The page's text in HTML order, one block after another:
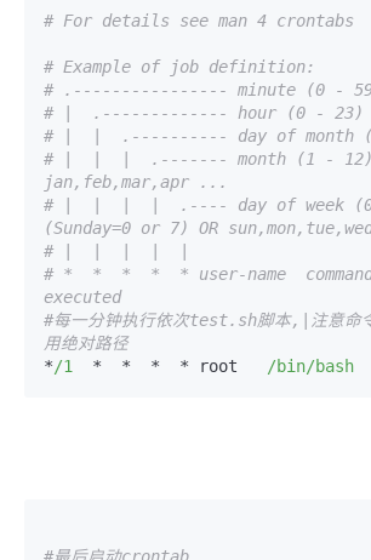
# For details see man 4 crontabs
# Example of job definition:
# .---------------- minute (0 -
# |  .------------- hour (0 - 23)
# |  |  .---------- day of month
# |  |  |  .------- month (1 - 12)
jan,feb,mar,apr ...
# |  |  |  |  .---- day of week
(Sunday=0 or 7) OR
# |  |  |  |  |
# *  *  *  *  * user-name
executed
#每一分钟执行依次test.sh脚本,|注意命
用绝对路径
*/1
  *  *  *  * root
/bin/bash